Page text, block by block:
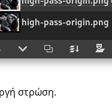
στρώση.